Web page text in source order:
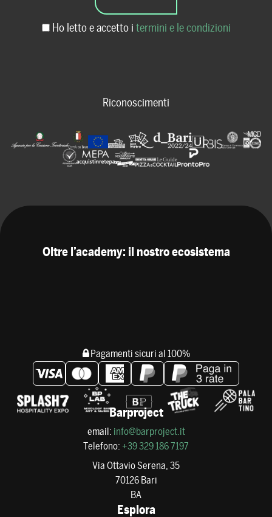
Ho letto e accetto i termini e le condizioni
Riconoscimenti
Oltre l’academy: il nostro ecosistema
Pagamenti sicuri al 100%
Barproject
email: info@barproject.it
Telefono: +39 329 186 7197
Via Ottavio Serena, 35
70126 Bari
BA
Esplora